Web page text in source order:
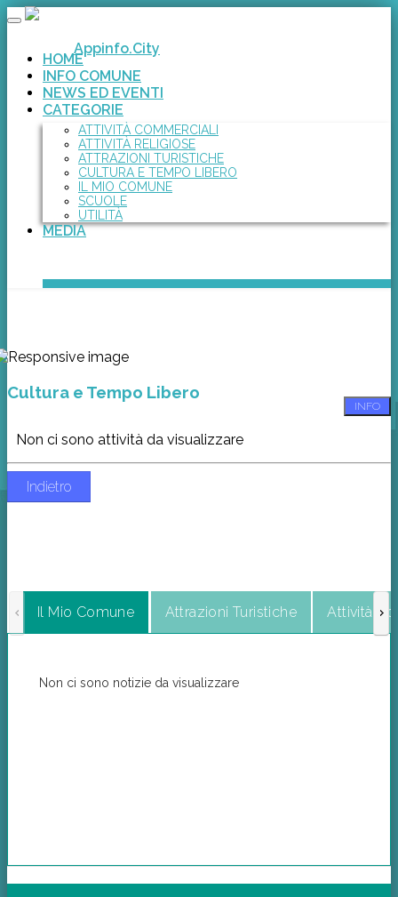
Toggle
Appinfo.City
HOME
INFO COMUNE
NEWS ED EVENTI
CATEGORIE
ATTIVITÀ COMMERCIALI
ATTIVITÀ RELIGIOSE
ATTRAZIONI TURISTICHE
CULTURA E TEMPO LIBERO
IL MIO COMUNE
SCUOLE
UTILITÀ
MEDIA
INFO
Cultura e Tempo Libero
Non ci sono attività da visualizzare
Indietro
Il Mio Comune Attrazioni Turistiche Attività
Non ci sono notizie da visualizzare